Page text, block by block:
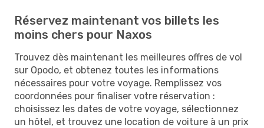
Réservez maintenant vos billets les
moins chers pour Naxos
Trouvez dès maintenant les meilleures offres de vol
sur Opodo, et obtenez toutes les informations
nécessaires pour votre voyage. Remplissez vos
coordonnées pour finaliser votre réservation :
choisissez les dates de votre voyage, sélectionnez
un hôtel, et trouvez une location de voiture à un prix